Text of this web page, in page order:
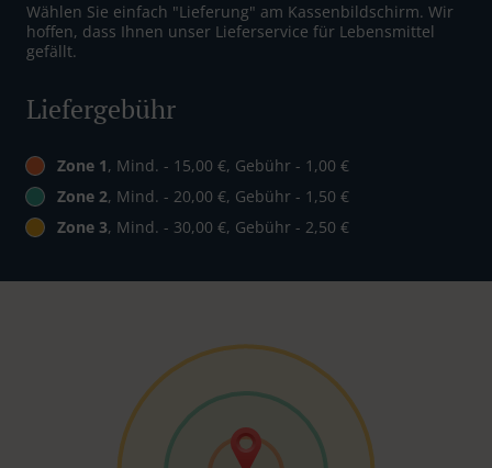
Wählen Sie einfach "Lieferung" am Kassenbildschirm. Wir
hoffen, dass Ihnen unser Lieferservice für Lebensmittel
gefällt.
Liefergebühr
Zone 1, Mind. - 15,00 €, Gebühr - 1,00 €
Zone 2, Mind. - 20,00 €, Gebühr - 1,50 €
Zone 3, Mind. - 30,00 €, Gebühr - 2,50 €